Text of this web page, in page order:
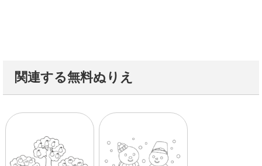
関連する無料ぬりえ